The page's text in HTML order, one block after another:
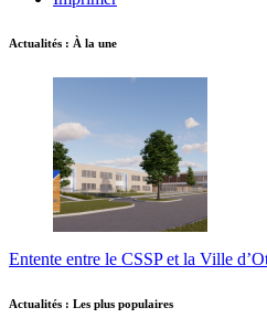
Actualités : À la une
Entente entre le CSSP et la Ville
Actualités : Les plus populaires